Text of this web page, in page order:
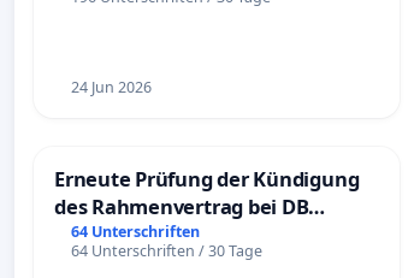
24 Jun 2026
Erneute Prüfung der Kündigung
des Rahmenvertrag bei DB
Fahrwegdienste Gmbh
64 Unterschriften
64 Unterschriften / 30 Tage